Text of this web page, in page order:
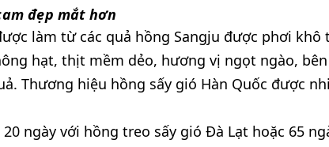
đẹp mắt hơn
làm từ các quả hồng Sangju được phơi
hạt, thịt mềm dẻo, hương vị ngọt ngào,
Thương hiệu hồng sấy gió Hàn Quốc được
ngày với hồng treo sấy gió Đà Lạt hoặc 65